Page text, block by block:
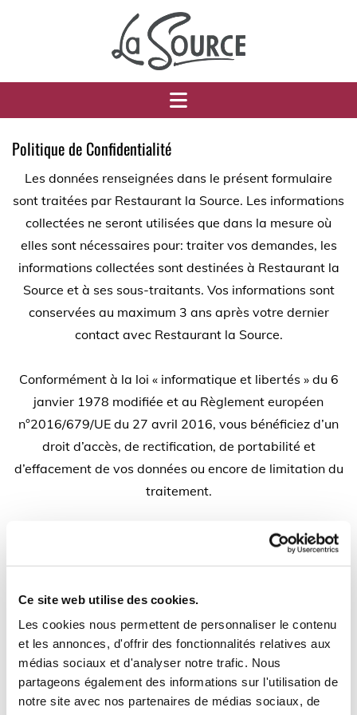
Ce site web utilise des cookies.
Les cookies nous permettent de personnaliser le contenu
et les annonces, d'offrir des fonctionnalités relatives aux
médias sociaux et d'analyser notre trafic. Nous
partageons également des informations sur l'utilisation de
notre site avec nos partenaires de médias sociaux, de
Politique de Confidentialité
Les données renseignées dans le présent formulaire
sont traitées par Restaurant la Source. Les informations
collectées ne seront utilisées que dans la mesure où
elles sont nécessaires pour: traiter vos demandes, les
informations collectées sont destinées à Restaurant la
Source et à ses sous-traitants. Vos informations sont
conservées au maximum 3 ans après votre dernier
contact avec Restaurant la Source.
Conformément à la loi « informatique et libertés » du 6
janvier 1978 modifiée et au Règlement européen
n°2016/679/UE du 27 avril 2016, vous bénéficiez d’un
droit d’accès, de rectification, de portabilité et
d’effacement de vos données ou encore de limitation du
traitement.
Vous pouvez également, pour des motifs légitimes, vous
opposer au traitement des données vous concernant.
Vous avez l'opportunité d'émettre des directives sur la
conservation, la suppression ou la communication de
vos données personnelles après votre décès. Vous
pouvez ainsi exercer vos droits en nous écrivant à
restaurantlasource@wanadoo.fr.